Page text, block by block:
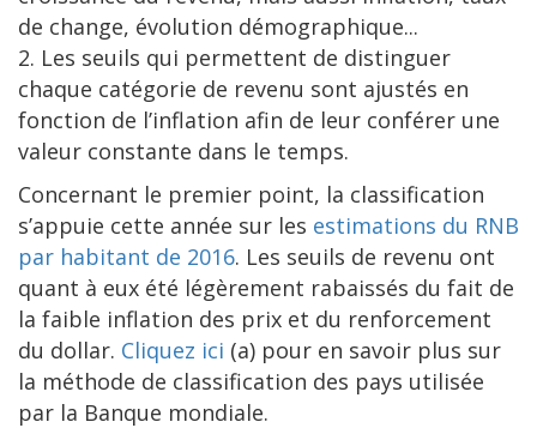
de change, évolution démographique...
2. Les seuils qui permettent de distinguer
chaque catégorie de revenu sont ajustés en
fonction de l’inflation afin de leur conférer une
valeur constante dans le temps.
Concernant le premier point, la classification
s’appuie cette année sur les estimations du RNB
par habitant de 2016. Les seuils de revenu ont
quant à eux été légèrement rabaissés du fait de
la faible inflation des prix et du renforcement
du dollar. Cliquez ici (a) pour en savoir plus sur
la méthode de classification des pays utilisée
par la Banque mondiale.